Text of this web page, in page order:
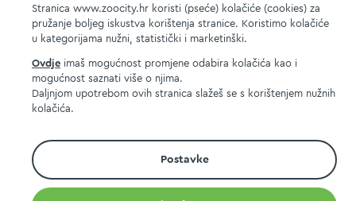
Stranica www.zoocity.hr koristi (pseće) kolačiće (cookies) za
pružanje boljeg iskustva korištenja stranice. Koristimo kolačiće
u kategorijama nužni, statistički i marketinški.
Ovdje imaš mogućnost promjene odabira kolačića kao i
mogućnost saznati više o njima.
Daljnjom upotrebom ovih stranica slažeš se s korištenjem nužnih
kolačića.
Postavke
© 2026 ZOOCITY. Sva prava zadržana.